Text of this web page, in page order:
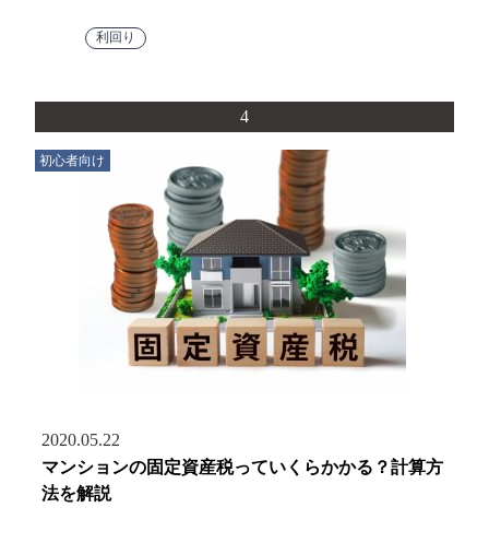
利回り
4
初心者向け
2020.05.22
マンションの固定資産税っていくらかかる？計算方
法を解説